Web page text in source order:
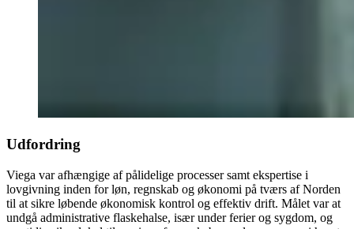
Udfordring
Viega var afhængige af pålidelige processer samt ekspertise i
lovgivning inden for løn, regnskab og økonomi på tværs af Norden
til at sikre løbende økonomisk kontrol og effektiv drift. Målet var at
undgå administrative flaskehalse, især under ferier og sygdom, og